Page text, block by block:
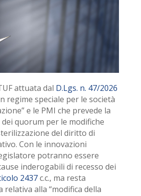
attuata dal D.Lgs. n. 47/2026
regime speciale per le società
e le PMI che prevede la
quorum per le modifiche
del diritto di
Con le innovazioni
potranno essere
inderogabili di recesso dei
2437c.c., ma resta
relativa alla “modifica della